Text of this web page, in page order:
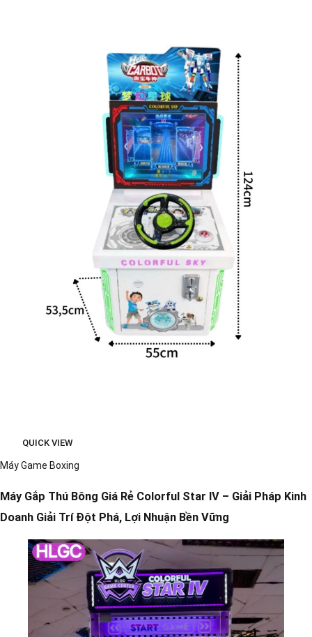
QUICK VIEW
Máy Game Boxing
Máy Gắp Thú Bông Giá Rẻ Colorful Star IV – Giải Pháp Kinh
Doanh Giải Trí Đột Phá, Lợi Nhuận Bền Vững